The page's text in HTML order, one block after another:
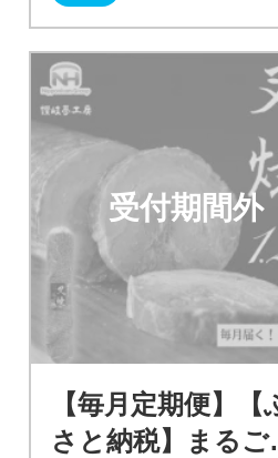
受付期間外
【毎月定期便】【
さと納税】まるご